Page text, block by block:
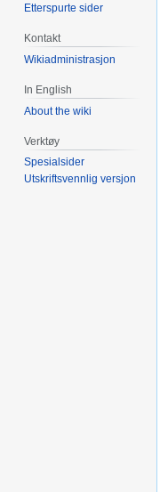
Etterspurte sider
Kontakt
Wikiadministrasjon
In English
About the wiki
Verktøy
Spesialsider
Utskriftsvennlig versjon